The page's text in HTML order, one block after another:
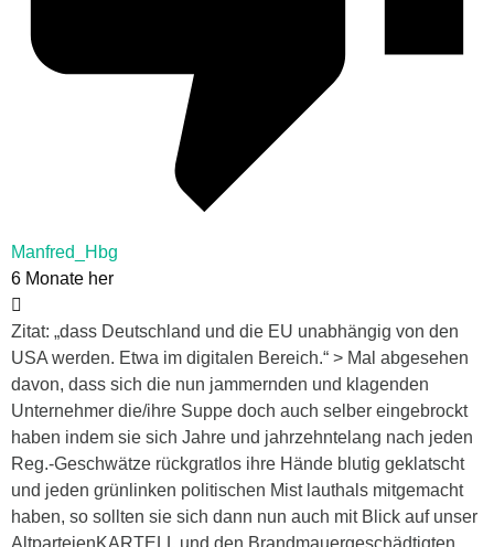
Manfred_Hbg
6 Monate her
Zitat: „dass Deutschland und die EU unabhängig von den
USA werden. Etwa im digitalen Bereich.“ > Mal abgesehen
davon, dass sich die nun jammernden und klagenden
Unternehmer die/ihre Suppe doch auch selber eingebrockt
haben indem sie sich Jahre und jahrzehntelang nach jeden
Reg.-Geschwätze rückgratlos ihre Hände blutig geklatscht
und jeden grünlinken politischen Mist lauthals mitgemacht
haben, so sollten sie sich dann nun auch mit Blick auf unser